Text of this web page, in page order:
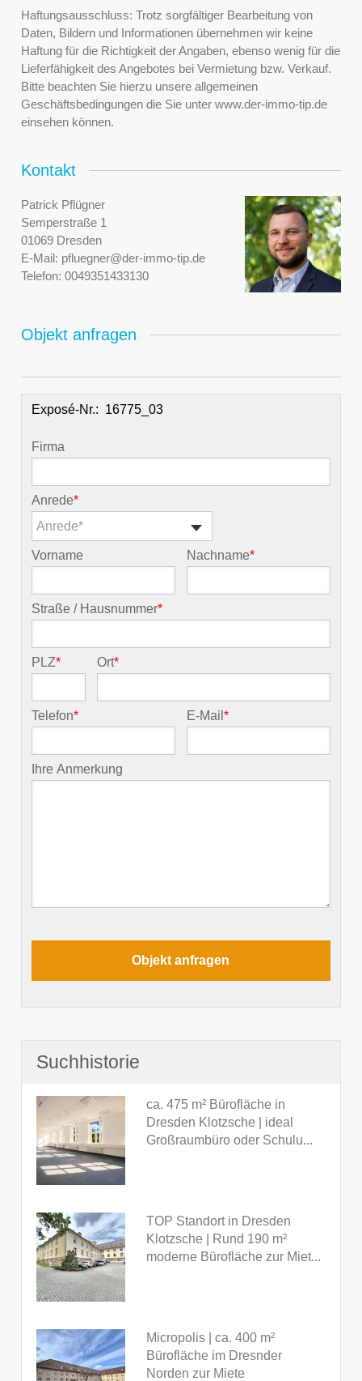
Haftungsausschluss: Trotz sorgfältiger Bearbeitung von
Daten, Bildern und Informationen übernehmen wir keine
Haftung für die Richtigkeit der Angaben, ebenso wenig für die
Lieferfähigkeit des Angebotes bei Vermietung bzw. Verkauf.
Bitte beachten Sie hierzu unsere allgemeinen
Geschäftsbedingungen die Sie unter www.der-immo-tip.de
einsehen können.
Kontakt
Patrick Pflügner
Semperstraße 1
01069 Dresden
E-Mail: pfluegner@der-immo-tip.de
Telefon: 0049351433130
Objekt anfragen
Exposé-Nr.:
Firma
Anrede*
Anrede*
Vorname Nachname*
Straße / Hausnummer*
PLZ* Ort*
Telefon* E-Mail*
Ihre Anmerkung
Suchhistorie
ca. 475 m² Bürofläche in
Dresden Klotzsche | ideal
Großraumbüro oder Schulu...
TOP Standort in Dresden
Klotzsche | Rund 190 m²
moderne Bürofläche zur Miet...
Micropolis | ca. 400 m²
Bürofläche im Dresnder
Norden zur Miete